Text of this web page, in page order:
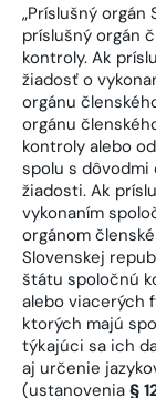
„Príslušný
príslušný orgán
kontroly. Ak
žiadosť o
orgánu
orgánu
kontroly alebo
spolu s
žiadosti. Ak
vykonaním
orgánom
Slovenskej
štátu spoločnú
alebo viacerých
ktorých majú
týkajúci sa ich
aj určenie
(ustanovenia §